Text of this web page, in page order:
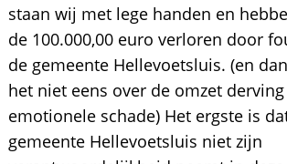
staan wij met lege handen en
de 100.000,00 euro verloren door
de gemeente Hellevoetsluis. (en
het niet eens over de omzet
emotionele schade) Het ergste is
gemeente Hellevoetsluis niet zijn